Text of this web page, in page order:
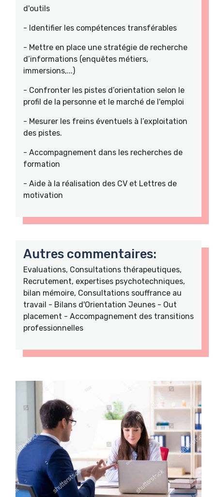
d'outils
- Identifier les compétences transférables
- Mettre en place une stratégie de recherche
d’informations (enquêtes métiers,
immersions,...)
- Confronter les pistes d’orientation selon le
profil de la personne et le marché de l'emploi
- Mesurer les freins éventuels à l’exploitation
des pistes.
- Accompagnement dans les recherches de
formation
- Aide à la réalisation des CV et Lettres de
motivation
Autres commentaires:
Evaluations, Consultations thérapeutiques,
Recrutement, expertises psychotechniques,
bilan mémoire, Consultations souffrance au
travail - Bilans d'Orientation Jeunes - Out
placement - Accompagnement des transitions
professionnelles